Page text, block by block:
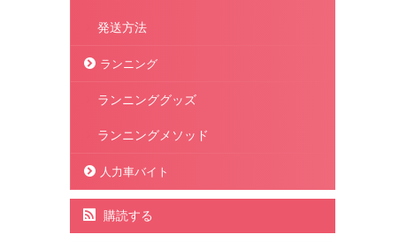
発送方法
ランニング
ランニンググッズ
ランニングメソッド
人力車バイト
購読する